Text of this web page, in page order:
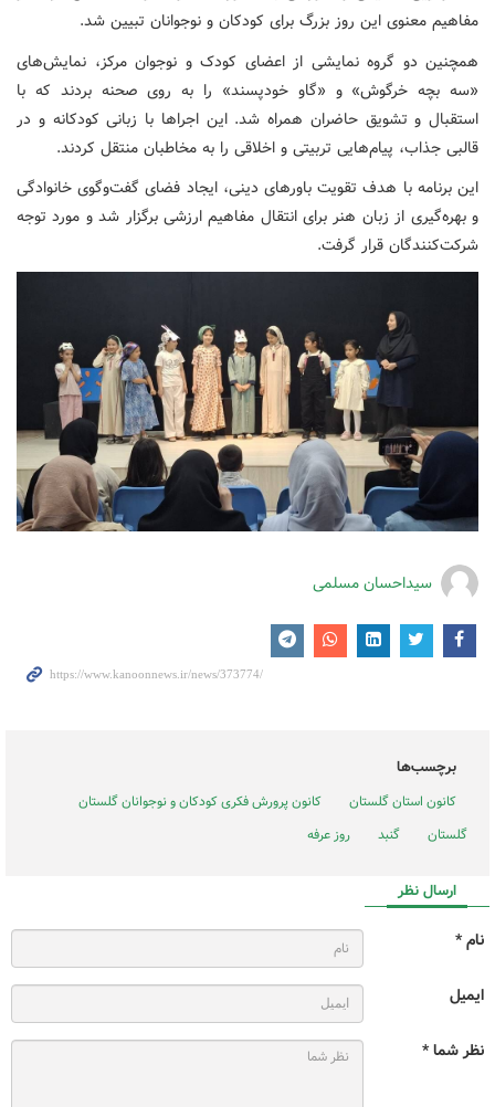
مفاهیم معنوی این روز بزرگ برای کودکان و نوجوانان تبیین شد.
همچنین دو گروه نمایشی از اعضای کودک و نوجوان مرکز، نمایش‌های
«سه بچه خرگوش» و «گاو خودپسند» را به روی صحنه بردند که با
استقبال و تشویق حاضران همراه شد. این اجراها با زبانی کودکانه و در
قالبی جذاب، پیام‌هایی تربیتی و اخلاقی را به مخاطبان منتقل کردند.
این برنامه با هدف تقویت باورهای دینی، ایجاد فضای گفت‌وگوی خانوادگی
و بهره‌گیری از زبان هنر برای انتقال مفاهیم ارزشی برگزار شد و مورد توجه
شرکت‌کنندگان قرار گرفت.
سیداحسان مسلمی
برچسب‌ها
کانون استان گلستان
کانون پرورش فکری کودکان و نوجوانان گلستان
گلستان
گنبد روز عرفه
ارسال نظر
نام *
ایمیل
نظر شما *